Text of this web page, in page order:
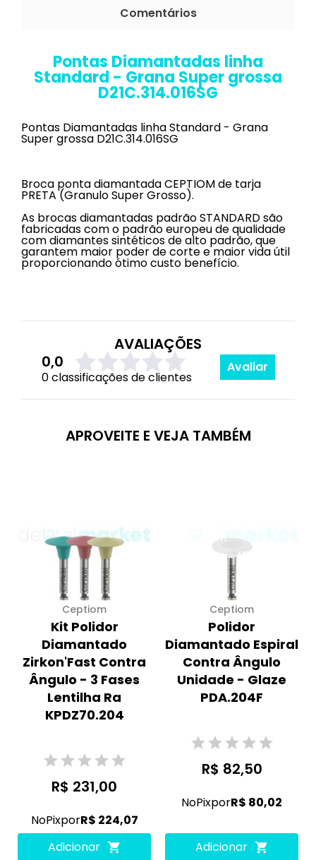
Comentários
Pontas Diamantadas linha
Standard - Grana Super grossa
D21C.314.016SG
Pontas Diamantadas linha Standard - Grana
Super grossa D21C.314.016SG
Broca ponta diamantada CEPTIOM de tarja
PRETA (Granulo Super Grosso).
As brocas diamantadas padrão STANDARD são
fabricadas com o padrão europeu de qualidade
com diamantes sintéticos de alto padrão, que
garantem maior poder de corte e maior vida útil
proporcionando ótimo custo benefício.
AVALIAÇÕES
0,0
0 classificações de clientes
Avaliar
APROVEITE E VEJA TAMBÉM
Ceptiom
Kit Polidor
Diamantado
Zirkon'Fast Contra
Ângulo - 3 Fases
Lentilha Ra
KPDZ70.204
R$ 231,00
NoPixporR$ 224,07
Adicionar
Ceptiom
Polidor
Diamantado Espiral
Contra Ângulo
Unidade - Glaze
PDA.204F
R$ 82,50
NoPixporR$ 80,02
Adicionar